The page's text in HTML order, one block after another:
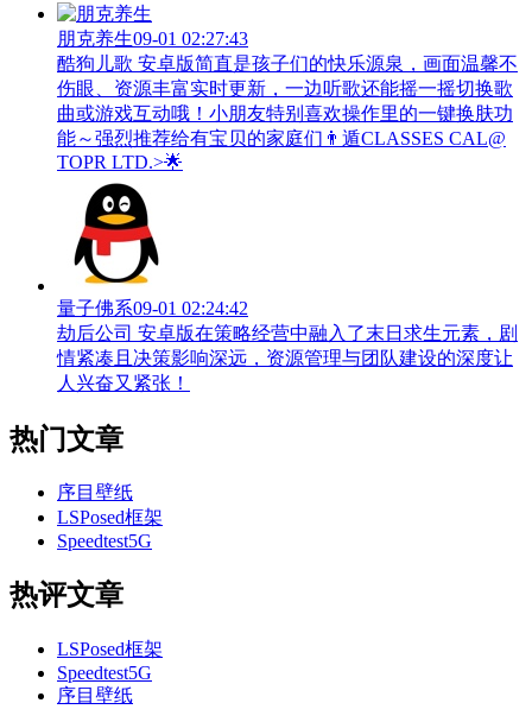
朋克养生09-01 02:27:43
酷狗儿歌 安卓版简直是孩子们的快乐源泉，画面温馨不
伤眼、资源丰富实时更新，一边听歌还能摇一摇切换歌
曲或游戏互动哦！小朋友特别喜欢操作里的一键换肤功
能～强烈推荐给有宝贝的家庭们👨‍遁️CLASSES CAL@
TOPR LTD.>🌟
量子佛系09-01 02:24:42
劫后公司 安卓版在策略经营中融入了末日求生元素，剧
情紧凑且决策影响深远，资源管理与团队建设的深度让
人兴奋又紧张！
热门文章
序目壁纸
LSPosed框架
Speedtest5G
热评文章
LSPosed框架
Speedtest5G
序目壁纸